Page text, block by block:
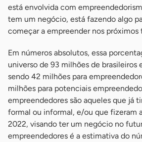
está envolvida com
tem um negócio, está fazendo algo
começar a empreender nos próximos
Em números absolutos, essa
universo de 93 milhões de brasileiros
sendo 42 milhões para
milhões para potenciais
empreendedores são aqueles que já
formal ou informal, e/ou que fizeram
2022, visando ter um negócio no
empreendedores é a estimativa do